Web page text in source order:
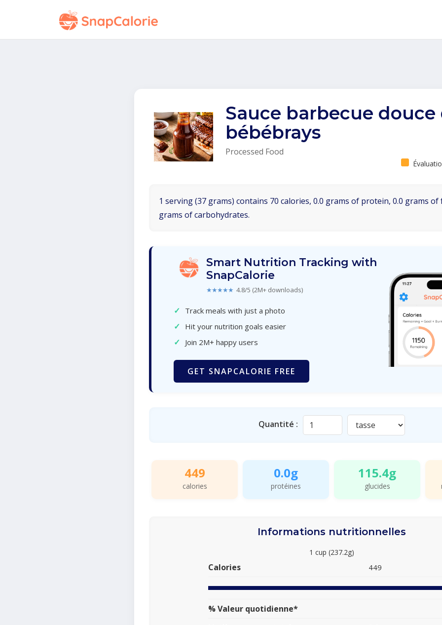
Sauce barbecue douce
bébébrays
Processed Food
1 serving (37 grams) contains 70 calories, 0.0 grams of protein, 0.0 grams of
grams of carbohydrates.
Smart Nutrition Tracking with
SnapCalorie
★★★★★ 4.8/5 (2M+ downloads)
✓ Track meals with just a photo
✓ Hit your nutrition goals easier
✓ Join 2M+ happy users
GET SNAPCALORIE FREE
Quantité :
449
calories
0.0g
protéines
115.4g
glucides
Informations nutritionnelles
1 cup (237.2g)
Calories 449
% Valeur quotidienne*